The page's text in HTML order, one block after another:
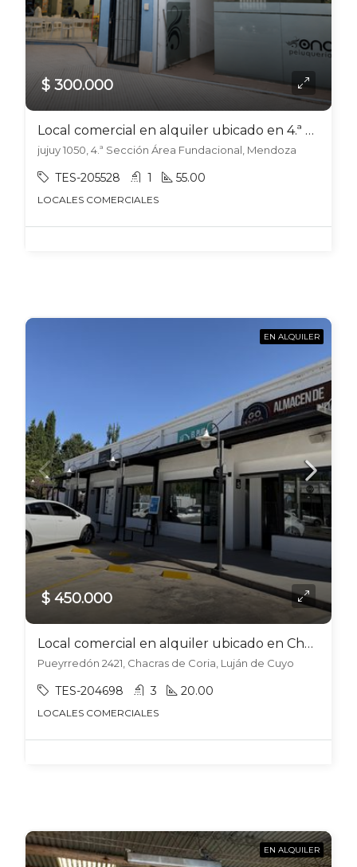
$ 300.000
Local comercial en alquiler ubicado en 4.ª Sección Área Fundacional
jujuy 1050, 4.ª Sección Área Fundacional, Mendoza
TES-205528 1 55.00
LOCALES COMERCIALES
EN ALQUILER
$ 450.000
Local comercial en alquiler ubicado en Chacras de Coria
Pueyrredón 2421, Chacras de Coria, Luján de Cuyo
TES-204698 3 20.00
LOCALES COMERCIALES
EN ALQUILER